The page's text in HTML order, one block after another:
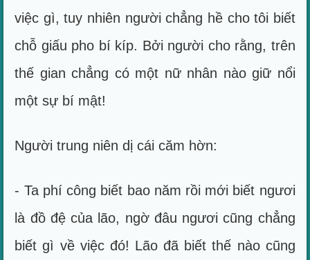
việc gì, tuy nhiên người chẳng hề cho tôi biết
chỗ giấu pho bí kíp. Bởi người cho rằng, trên
thế gian chẳng có một nữ nhân nào giữ nổi
một sự bí mật!
Người trung niên dị cái căm hờn:
- Ta phí công biết bao năm rồi mới biết ngươi
là đồ đệ của lão, ngờ đâu ngươi cũng chẳng
biết gì về việc đó! Lão đã biết thế nào cũng